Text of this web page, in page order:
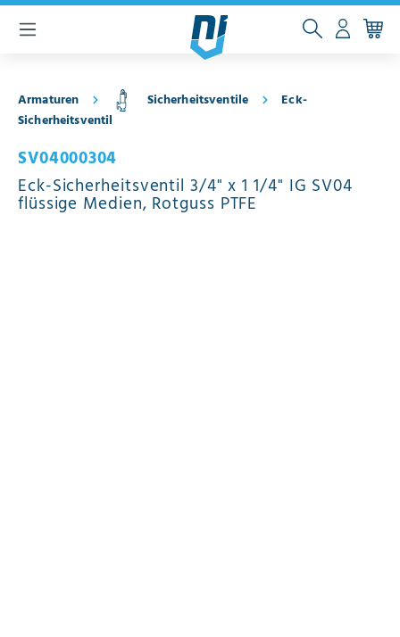
springen
Armaturen Sicherheitsventile
Eck-
Sicherheitsventil
SV04000304
Eck-Sicherheitsventil 3/4" x 1 1/4" IG SV04
flüssige Medien, Rotguss PTFE